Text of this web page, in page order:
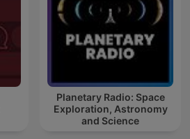
Planetary Radio: Space
Exploration, Astronomy
and Science